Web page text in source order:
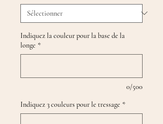
Indiquez la couleur pour la base de la
longe *
0/500
Indiquez 3 couleurs pour le tressage *